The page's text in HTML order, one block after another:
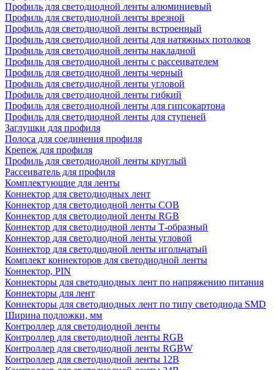
Профиль для светодиодной ленты алюминиевый
Профиль для светодиодной ленты врезной
Профиль для светодиодной ленты встроенный
Профиль для светодиодной ленты для натяжных потолков
Профиль для светодиодной ленты накладной
Профиль для светодиодной ленты с рассеивателем
Профиль для светодиодной ленты черный
Профиль для светодиодной ленты угловой
Профиль для светодиодной ленты гибкий
Профиль для светодиодной ленты для гипсокартона
Профиль для светодиодной ленты для ступеней
Заглушки для профиля
Полоса для соединения профиля
Крепеж для профиля
Профиль для светодиодной ленты круглый
Рассеиватель для профиля
Комплектующие для ленты
Коннектор для светодиодных лент
Коннектор для светодиодной ленты COB
Коннектор для светодиодной ленты RGB
Коннектор для светодиодной ленты Т-образный
Коннектор для светодиодной ленты угловой
Коннектор для светодиодной ленты игольчатый
Комплект коннекторов для светодиодной ленты
Коннектор, PIN
Коннекторы для светодиодных лент по напряжению питания
Коннекторы для лент
Коннекторы для светодиодных лент по типу светодиода SMD
Ширина подложки, мм
Контроллер для светодиодной ленты
Контроллер для светодиодной ленты RGB
Контроллер для светодиодной ленты RGBW
Контроллер для светодиодной ленты 12В